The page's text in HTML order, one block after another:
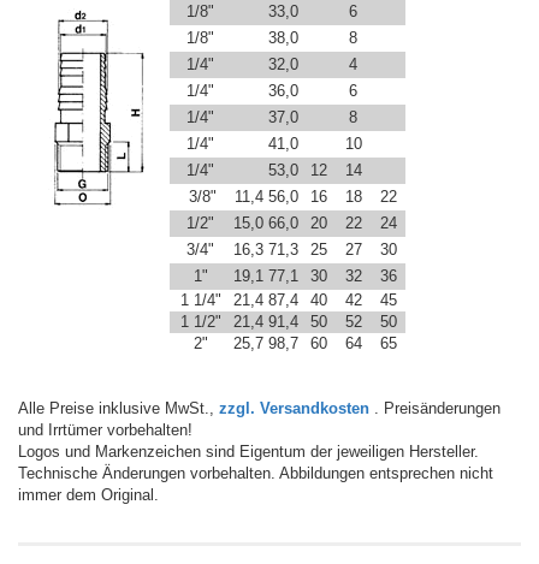
1/8"
33,0
6
1/8"
38,0
8
1/4"
32,0
4
1/4"
36,0
6
1/4"
37,0
8
1/4"
41,0
10
1/4"
53,0 12
14
3/8"
11,4 56,0 16 18
22
1/2"
15,0 66,0 20 22
24
3/4"
16,3 71,3 25 27
30
1"
19,1 77,1 30 32
36
1 1/4"
21,4 87,4 40 42
45
1 1/2"
21,4 91,4 50 52
50
2"
25,7 98,7 60 64 65
Alle Preise inklusive MwSt., zzgl. Versandkosten . Preisänderungen
und Irrtümer vorbehalten!
Logos und Markenzeichen sind Eigentum der jeweiligen Hersteller.
Technische Änderungen vorbehalten. Abbildungen entsprechen nicht
immer dem Original.